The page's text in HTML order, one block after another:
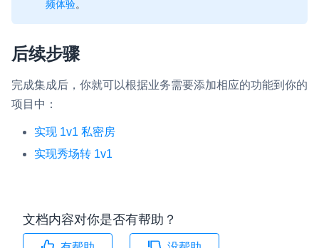
频体验。
后续步骤
完成集成后，你就可以根据业务需要添加相应的功能到你的
项目中：
实现 1v1 私密房
实现秀场转 1v1
文档内容对你是否有帮助？